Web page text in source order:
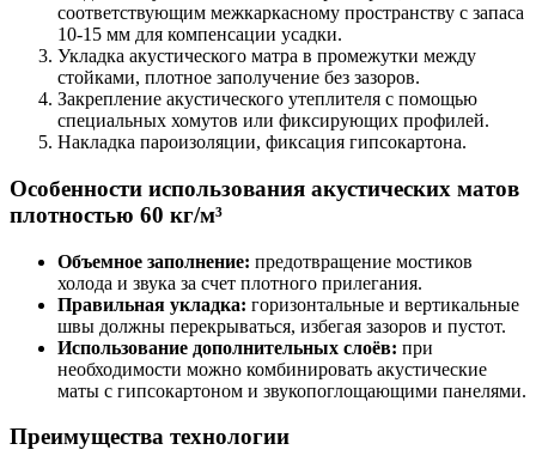
соответствующим межкаркасному пространству с запаса
10-15 мм для компенсации усадки.
Укладка акустического матра в промежутки между
стойками, плотное заполучение без зазоров.
Закрепление акустического утеплителя с помощью
специальных хомутов или фиксирующих профилей.
Накладка пароизоляции, фиксация гипсокартона.
Особенности использования акустических матов
плотностью 60 кг/м³
Объемное заполнение: предотвращение мостиков
холода и звука за счет плотного прилегания.
Правильная укладка: горизонтальные и вертикальные
швы должны перекрываться, избегая зазоров и пустот.
Использование дополнительных слоёв: при
необходимости можно комбинировать акустические
маты с гипсокартоном и звукопоглощающими панелями.
Преимущества технологии